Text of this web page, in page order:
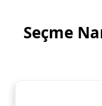
Seçme